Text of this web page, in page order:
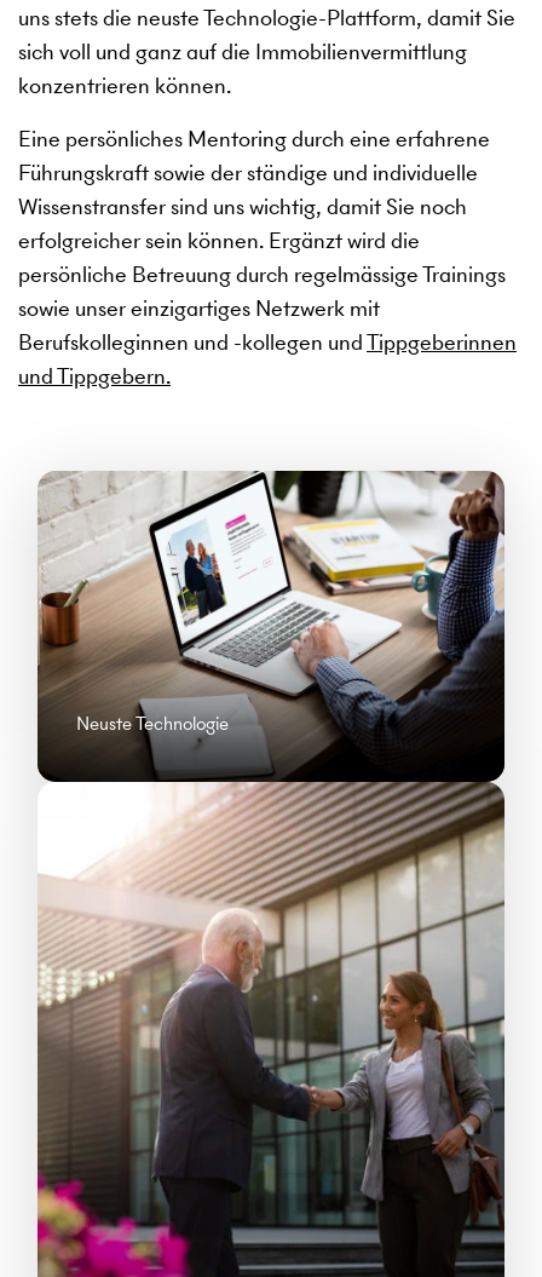
uns stets die neuste Technologie-Plattform, damit Sie
sich voll und ganz auf die Immobilienvermittlung
konzentrieren können.
Eine persönliches Mentoring durch eine erfahrene
Führungskraft sowie der ständige und individuelle
Wissenstransfer sind uns wichtig, damit Sie noch
erfolgreicher sein können. Ergänzt wird die
persönliche Betreuung durch regelmässige Trainings
sowie unser einzigartiges Netzwerk mit
Berufskolleginnen und -kollegen undTippgeberinnen
und Tippgebern.
Neuste Technologie